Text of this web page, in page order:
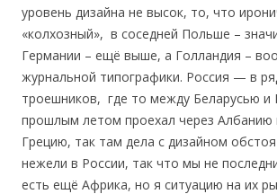
уровень дизайна не высок, то, что
«колхозный», в соседней Польше –
Германии – ещё выше, а Голландия –
журнальной типографики. Россия — в
троешников, где то между Беларусью и
прошлым летом проехал через Албанию
Грецию, так там дела с дизайном
нежели в России, так что мы не
есть ещё Африка, но я ситуацию на их